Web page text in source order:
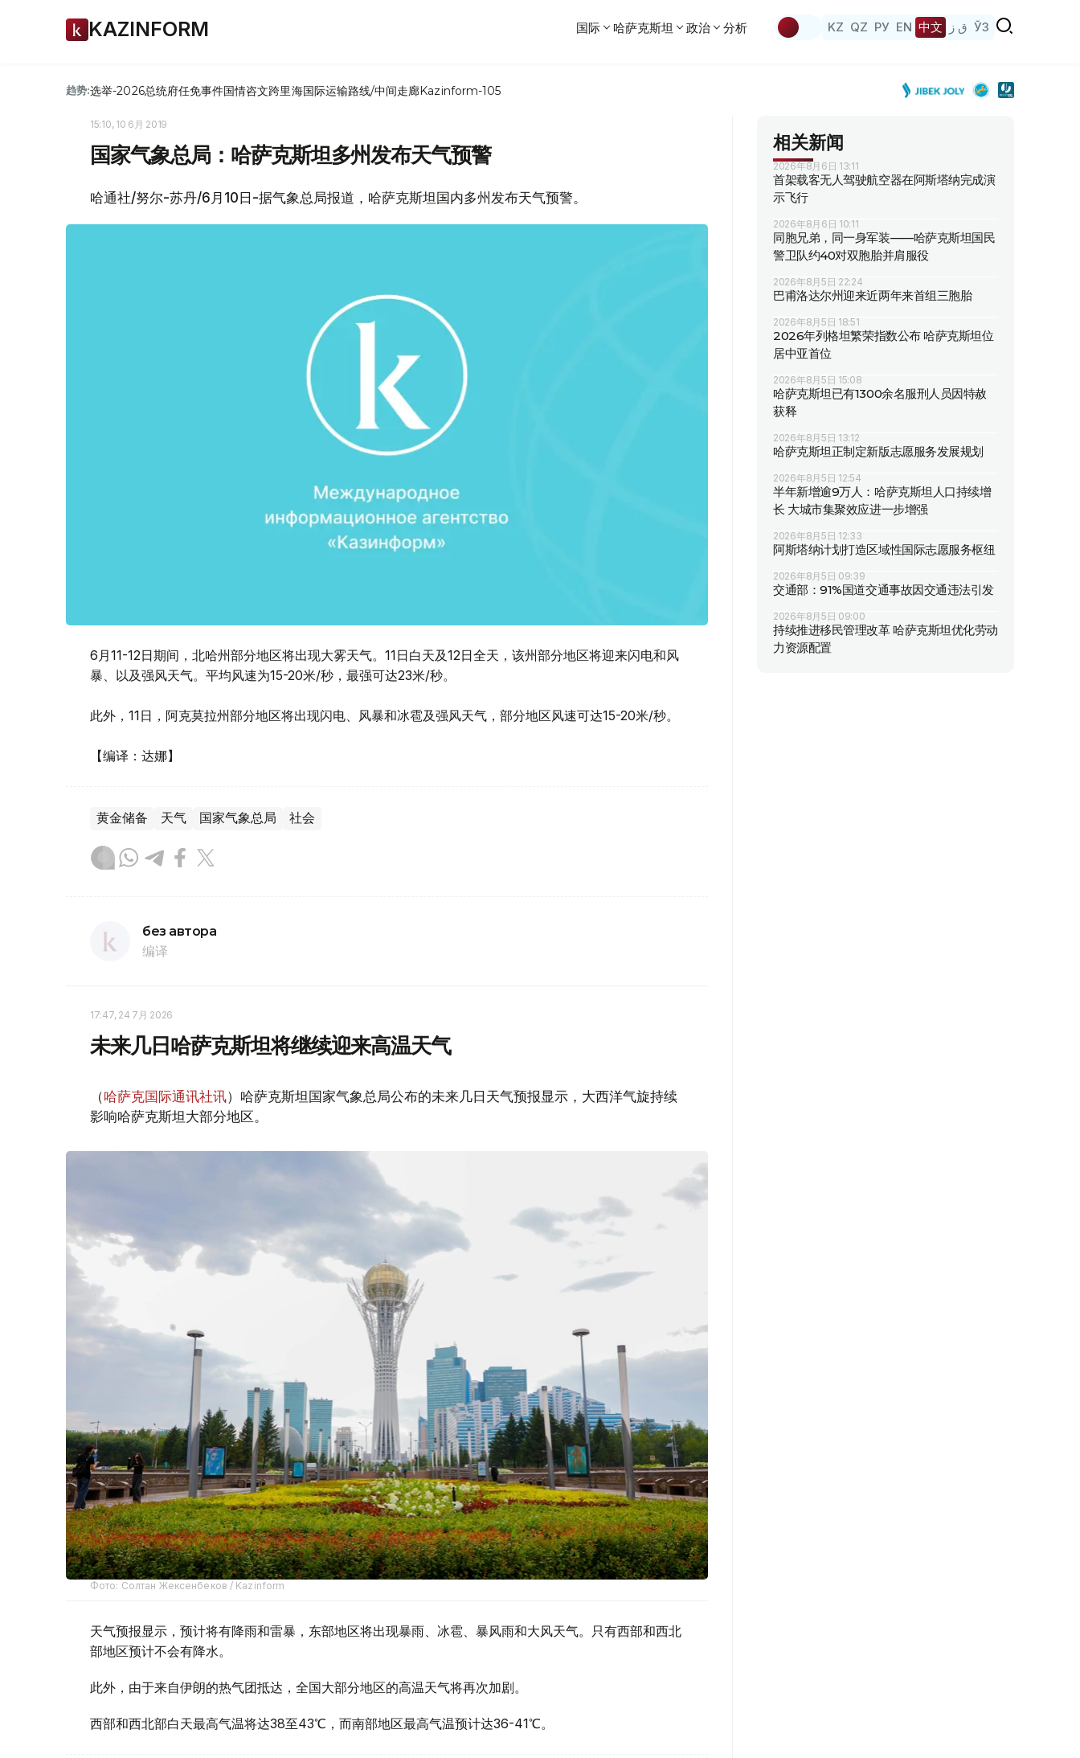
KAZINFORM 国际 哈萨克斯坦 政治 分析 KZ QZ РУ EN 中文 ق ز ЎЗ
趋势:选举-2026总统府任免事件国情咨文跨里海国际运输路线/中间走廊Kazinform-105
15:10, 10 6月 2019
国家气象总局：哈萨克斯坦多州发布天气预警
哈通社/努尔-苏丹/6月10日-据气象总局报道，哈萨克斯坦国内多州发布天气预警。
6月11-12日期间，北哈州部分地区将出现大雾天气。11日白天及12日全天，该州部分地区将迎来闪电和风
暴、以及强风天气。平均风速为15-20米/秒，最强可达23米/秒。
此外，11日，阿克莫拉州部分地区将出现闪电、风暴和冰雹及强风天气，部分地区风速可达15-20米/秒。
【编译：达娜】
黄金储备 天气 国家气象总局 社会
без автора
编译
17:47, 24 7月 2026
未来几日哈萨克斯坦将继续迎来高温天气
（哈萨克国际通讯社讯）哈萨克斯坦国家气象总局公布的未来几日天气预报显示，大西洋气旋持续
影响哈萨克斯坦大部分地区。
Фото: Солтан Жексенбеков / Kazinform
天气预报显示，预计将有降雨和雷暴，东部地区将出现暴雨、冰雹、暴风雨和大风天气。只有西部和西北
部地区预计不会有降水。
此外，由于来自伊朗的热气团抵达，全国大部分地区的高温天气将再次加剧。
西部和西北部白天最高气温将达38至43℃，而南部地区最高气温预计达36-41℃。
相关新闻
2026年8月6日 13:11
首架载客无人驾驶航空器在阿斯塔纳完成演
示飞行
2026年8月6日 10:11
同胞兄弟，同一身军装——哈萨克斯坦国民
警卫队约40对双胞胎并肩服役
2026年8月5日 22:24
巴甫洛达尔州迎来近两年来首组三胞胎
2026年8月5日 18:51
2026年列格坦繁荣指数公布 哈萨克斯坦位
居中亚首位
2026年8月5日 15:08
哈萨克斯坦已有1300余名服刑人员因特赦
获释
2026年8月5日 13:12
哈萨克斯坦正制定新版志愿服务发展规划
2026年8月5日 12:54
半年新增逾9万人：哈萨克斯坦人口持续增
长 大城市集聚效应进一步增强
2026年8月5日 12:33
阿斯塔纳计划打造区域性国际志愿服务枢纽
2026年8月5日 09:39
交通部：91%国道交通事故因交通违法引发
2026年8月5日 09:00
持续推进移民管理改革 哈萨克斯坦优化劳动
力资源配置